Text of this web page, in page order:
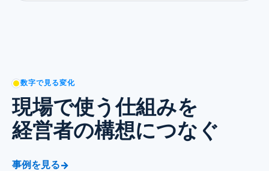
数字で見る変化
現場で使う仕組みを
経営者の構想につなぐ
事例を見る